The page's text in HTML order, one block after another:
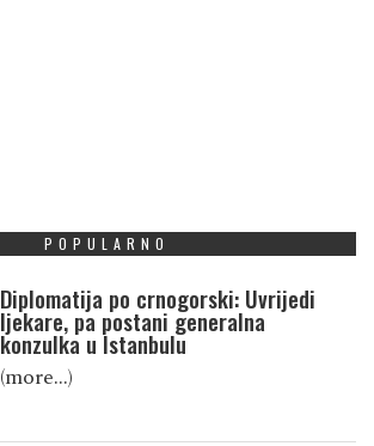
POPULARNO
Diplomatija po crnogorski: Uvrijedi
ljekare, pa postani generalna
konzulka u Istanbulu
(more…)